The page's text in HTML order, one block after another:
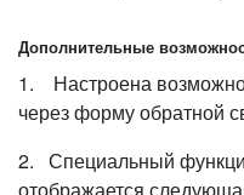
Дополнительные
1. Настроена
через форму обратной
2. Специальный